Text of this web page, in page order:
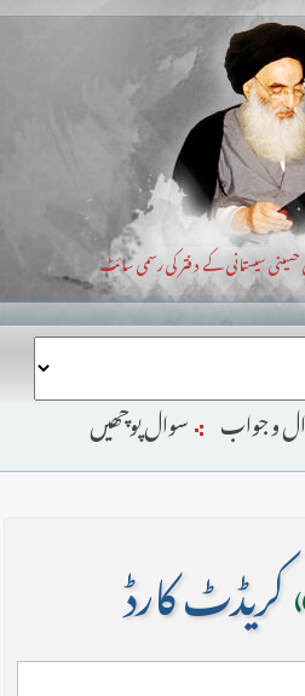
حسینی سیستانی کے دفتر کی رسمی سائٹ
و جواب سوال پوچھیں
کریڈٹ کارڈ